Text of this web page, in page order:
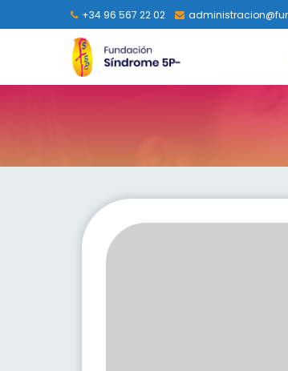
+34 96 567 22 02